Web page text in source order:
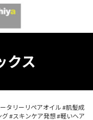
クス
タリーリペアオイル #肌髪成
#スキンケア発想 #軽いヘア